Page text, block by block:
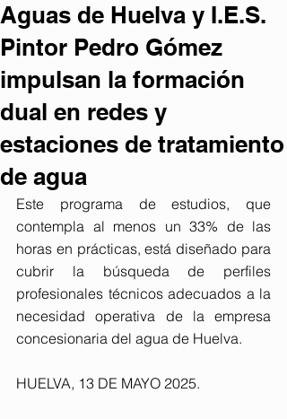
Aguas de Huelva y I.E.S.
Pintor Pedro Gómez
impulsan la formación
dual en redes y
estaciones de tratamiento
de agua
Este programa de estudios, que
contempla al menos un 33% de las
horas en prácticas, está diseñado para
cubrir la búsqueda de perfiles
profesionales técnicos adecuados a la
necesidad operativa de la empresa
concesionaria del agua de Huelva.
HUELVA, 13 DE MAYO 2025.